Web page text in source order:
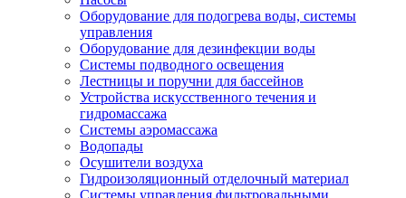
Оборудование для подогрева воды, системы
управления
Оборудование для дезинфекции воды
Системы подводного освещения
Лестницы и поручни для бассейнов
Устройства искусственного течения и
гидромассажа
Системы аэромассажа
Водопады
Осушители воздуха
Гидроизоляционный отделочный материал
Системы управления фильтровальными